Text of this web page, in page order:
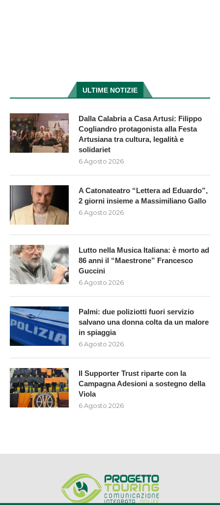
ULTIME NOTIZIE
Dalla Calabria a Casa Artusi: Filippo
Cogliandro protagonista alla Festa
Artusiana tra cultura, legalità e
solidariet
6 Agosto 2026
A Catonateatro “Lettera ad Eduardo”,
2 giorni insieme a Massimiliano Gallo
6 Agosto 2026
Lutto nella Musica Italiana: è morto ad
86 anni il “Maestrone” Francesco
Guccini
6 Agosto 2026
Palmi: due poliziotti fuori servizio
salvano una donna colta da un malore
in spiaggia
6 Agosto 2026
Il Supporter Trust riparte con la
Campagna Adesioni a sostegno della
Viola
6 Agosto 2026